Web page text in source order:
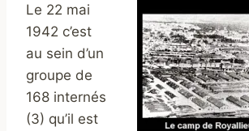
Le 22 mai
1942 c’est
au sein d’un
groupe de
168 internés
(3) qu’il est